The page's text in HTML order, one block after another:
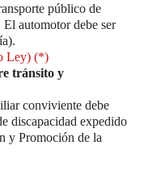
público de
automotor debe ser
Ley) (*)
tránsito y
conviviente debe
discapacidad expedido
y Promoción de la